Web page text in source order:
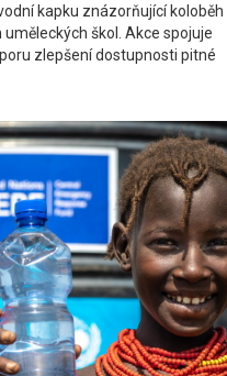
kapku znázorňující koloběh
škol. Akce spojuje
zlepšení dostupnosti pitné